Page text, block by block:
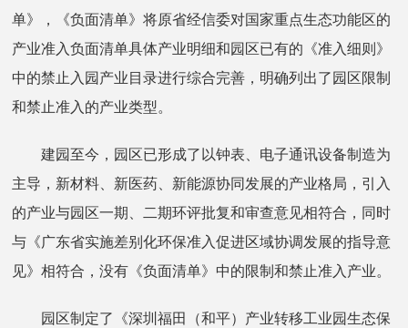
单》，《负面清单》将原省经信委对国家重点生态功能区的
产业准入负面清单具体产业明细和园区已有的《准入细则》
中的禁止入园产业目录进行综合完善，明确列出了园区限制
和禁止准入的产业类型。
建园至今，园区已形成了以钟表、电子通讯设备制造为
主导，新材料、新医药、新能源协同发展的产业格局，引入
的产业与园区一期、二期环评批复和审查意见相符合，同时
与《广东省实施差别化环保准入促进区域协调发展的指导意
见》相符合，没有《负面清单》中的限制和禁止准入产业。
园区制定了《深圳福田（和平）产业转移工业园生态保